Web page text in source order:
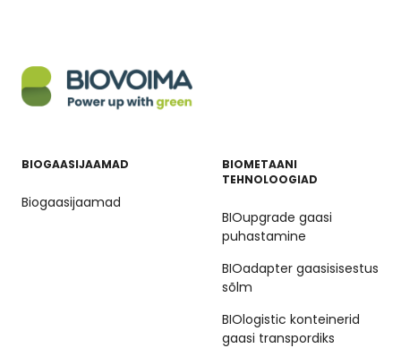
BIOGAASIJAAMAD
Biogaasijaamad
BIOMETAANI
TEHNOLOOGIAD
BIOupgrade gaasi
puhastamine
BIOadapter gaasisisestus
sõlm
BIOlogistic konteinerid
gaasi transpordiks